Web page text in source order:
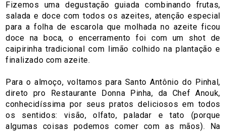
Fizemos uma degustação guiada combinando frutas,
salada e doce com todos os azeites, atenção especial
para a folha de escarola que molhada no azeite ficou
doce na boca, o encerramento foi com um shot de
caipirinha tradicional com limão colhido na plantação e
finalizado com azeite.
Para o almoço, voltamos para Santo Antônio do Pinhal,
direto pro Restaurante Donna Pinha, da Chef Anouk,
conhecidíssima por seus pratos deliciosos em todos
os sentidos: visão, olfato, paladar e tato (porque
algumas coisas podemos comer com as mãos). Na